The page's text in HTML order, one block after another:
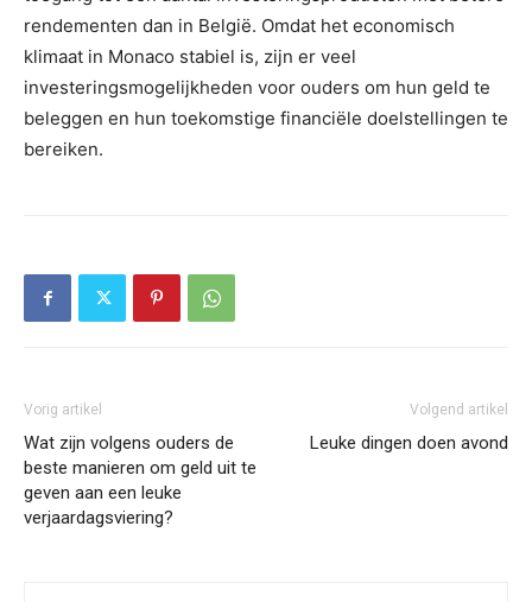
rendementen dan in België. Omdat het economisch
klimaat in Monaco stabiel is, zijn er veel
investeringsmogelijkheden voor ouders om hun geld te
beleggen en hun toekomstige financiële doelstellingen te
bereiken.
Vorig artikel
Wat zijn volgens ouders de
beste manieren om geld uit te
geven aan een leuke
verjaardagsviering?
Volgend artikel
Leuke dingen doen avond